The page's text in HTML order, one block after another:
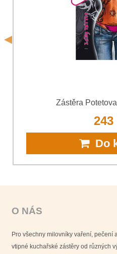
Zástěra
Do
O NÁS
Pro všechny milovníky vaření, pečení
vtipné kuchařské zástěry od různých